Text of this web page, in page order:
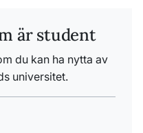
är student
du kan ha nytta av
universitet.